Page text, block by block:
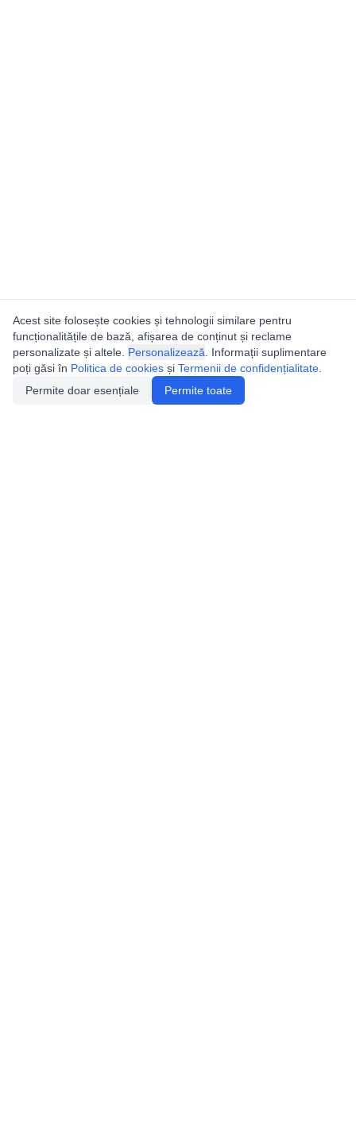
Acest site folosește cookies și tehnologii similare pentru
funcționalitățile de bază, afișarea de conținut și reclame
personalizate și altele. Personalizează . Informații suplimentare
poți găsi în Politica de cookies și Termenii de confidențialitate
Permite doar esențiale
Permite toate